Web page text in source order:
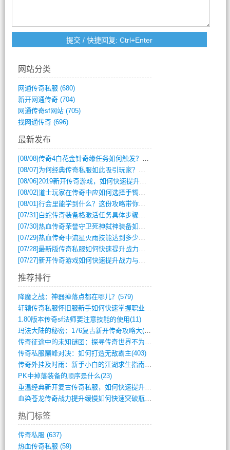
网站分类
网通传奇私服 (680)
新开网通传奇(704)
网通传奇sf网站(705)
找网通传奇(696)
最新发布
[08/08]传奇4白花金针奇缘任务如何触发？完整攻略解析
[08/07] 为何经典传奇私服如此吸引玩家？深度攻略解析
[08/06]2019新开传奇游戏，如何快速提升角色等级？
[08/02]道士玩家在传奇中应如何选择手镯装备？
[08/01]行会里能学到什么？这份攻略带你全掌握
[07/31] 白蛇传奇装备格激活任务具体步骤是什么？如何完成？
[07/30]热血传奇荣誉守卫死神弑神装备如何获取与佩戴攻略？
[07/29]热血传奇中流星火雨技能达到多少级可以开始练装备？
[07/28]最新版传奇私服如何快速提升战力与获取稀有装备？
[07/27]新开传奇游戏如何快速提升战力与获取稀有装备？
推荐排行
降魔之战：神器掉落点都在哪儿？(579)
轩辕传奇私服怀旧服新手如何快速掌握职业选(993)
1.80版本传奇sf法师要注意技能的使用(11)
玛法大陆的秘密：176复古新开传奇攻略大(486)
传奇征途中的未知谜团：探寻传奇世界不为人(595)
传奇私服巅峰对决：如何打造无敌霸主(403)
传奇外挂及时雨：新手小白的江湖求生指南(802)
PK中掉落装备的顺序是什么(23)
重温经典新开复古传奇私服，如何快速提升等(392)
血染苍龙传奇战力提升缓慢如何快速突破瓶颈(654)
热门标签
传奇私服 (637)
热血传奇私服 (59)